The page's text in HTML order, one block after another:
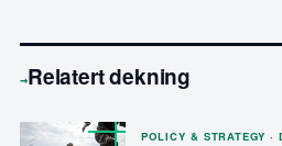
→Relatert dekning
POLICY & STRATEGY ·